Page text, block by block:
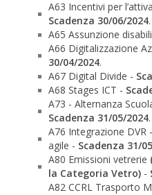
A63 Incentivi per
Scadenza 30/06/2024.
A65 Assunzione
A66 Digitalizzazione
30/04/2024.
A67 Digital Divide -
A68 Stages ICT -
A73 - Alternanza
Scadenza 31/05/2024.
A76 Integrazione
agile - Scadenza 31/
A80 Emissioni vetrerie
la Categoria Vetro) -
A82 CCRL Trasporto